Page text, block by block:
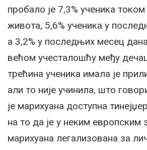
пробало је 7,3% ученика
живота, 5,6% ученика у
а 3,2% у последњих месец
већом учесталошћу међу
трећина ученика имала је
али то није учинила, што
је марихуана доступна
на то да је у неким
марихуана легализована за